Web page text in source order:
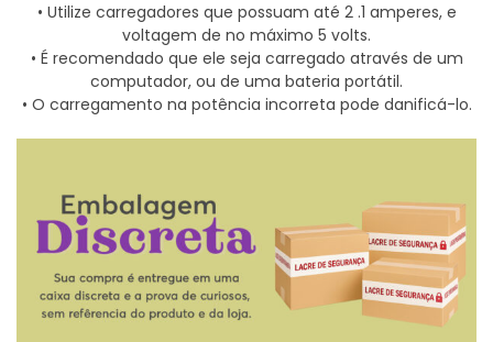
• Utilize carregadores que possuam até 2 .1 amperes, e
voltagem de no máximo 5 volts.
• É recomendado que ele seja carregado através de um
computador, ou de uma bateria portátil.
• O carregamento na potência incorreta pode danificá-lo.